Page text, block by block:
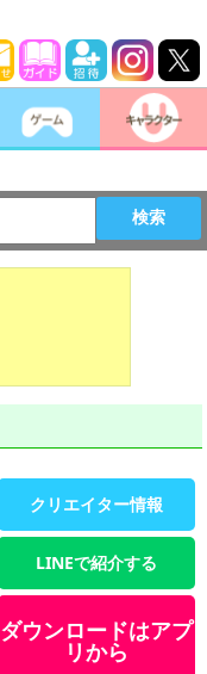
検索
クリエイター情報
LINEで紹介する
ダウンロードはアプ
リから